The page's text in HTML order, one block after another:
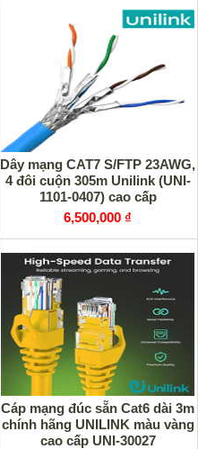
Dây mạng CAT7 S/FTP 23AWG,
4 đôi cuộn 305m Unilink (UNI-
1101-0407) cao cấp
6,500,000 ₫
Cáp mạng đúc sẵn Cat6 dài 3m
chính hãng UNILINK màu vàng
cao cấp UNI-30027